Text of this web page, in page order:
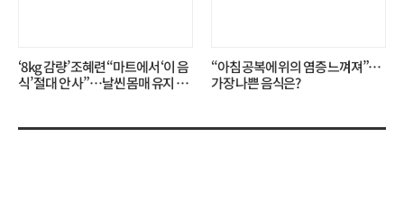
‘8kg 감량’ 조혜련 “마트에서 ‘이 음
식’ 절대 안 사”…날씬 몸매 유지 비
“아침 공복에 위의 염증 느껴져”…
가장 나쁜 음식은?